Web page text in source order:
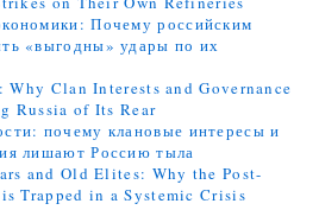
Почему российским
«выгодны» удары по их
Clan Interests and Governance
Russia of Its Rear
почему клановые интересы и
лишают Россию тыла
and Old Elites: Why the Post-
Trapped in a Systemic Crisis